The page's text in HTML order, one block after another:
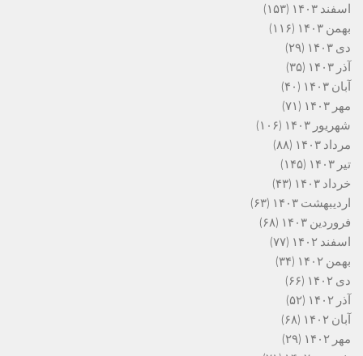
اسفند ۱۴۰۳
(۱۵۳)
بهمن ۱۴۰۳
(۱۱۶)
دی ۱۴۰۳
(۲۹)
آذر ۱۴۰۳
(۳۵)
آبان ۱۴۰۳
(۴۰)
مهر ۱۴۰۳
(۷۱)
شهریور ۱۴۰۳
(۱۰۶)
مرداد ۱۴۰۳
(۸۸)
تیر ۱۴۰۳
(۱۴۵)
خرداد ۱۴۰۳
(۴۳)
اردیبهشت ۱۴۰۳
(۶۳)
فروردین ۱۴۰۳
(۶۸)
اسفند ۱۴۰۲
(۷۷)
بهمن ۱۴۰۲
(۳۴)
دی ۱۴۰۲
(۶۶)
آذر ۱۴۰۲
(۵۲)
آبان ۱۴۰۲
(۶۸)
مهر ۱۴۰۲
(۲۹)